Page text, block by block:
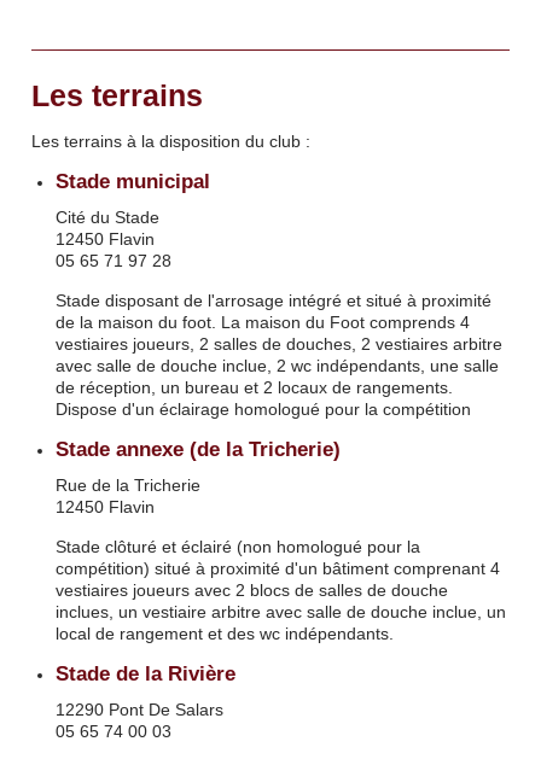
Les terrains
Les terrains à la disposition du club :
Stade municipal
Cité du Stade
12450 Flavin
05 65 71 97 28
Stade disposant de l'arrosage intégré et situé à proximité
de la maison du foot. La maison du Foot comprends 4
vestiaires joueurs, 2 salles de douches, 2 vestiaires arbitre
avec salle de douche inclue, 2 wc indépendants, une salle
de réception, un bureau et 2 locaux de rangements.
Dispose d'un éclairage homologué pour la compétition
Stade annexe (de la Tricherie)
Rue de la Tricherie
12450 Flavin
Stade clôturé et éclairé (non homologué pour la
compétition) situé à proximité d'un bâtiment comprenant 4
vestiaires joueurs avec 2 blocs de salles de douche
inclues, un vestiaire arbitre avec salle de douche inclue, un
local de rangement et des wc indépendants.
Stade de la Rivière
12290 Pont De Salars
05 65 74 00 03